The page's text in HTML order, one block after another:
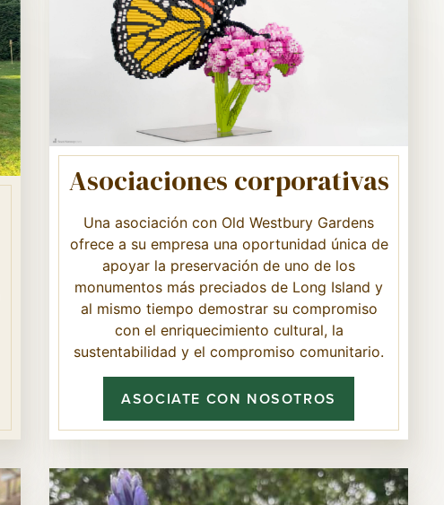
Asociaciones corporativas
Una asociación con Old Westbury Gardens
ofrece a su empresa una oportunidad única de
apoyar la preservación de uno de los
monumentos más preciados de Long Island y
al mismo tiempo demostrar su compromiso
con el enriquecimiento cultural, la
sustentabilidad y el compromiso comunitario.
ASOCIATE CON NOSOTROS